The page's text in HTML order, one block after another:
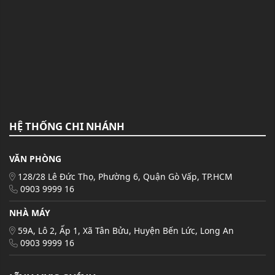
HỆ THỐNG CHI NHÁNH
VĂN PHÒNG
128/28 Lê Đức Thọ, Phường 6, Quận Gò Vấp, TP.HCM
0903 9999 16
NHÀ MÁY
59A, Lô 2, Ấp 1, Xã Tân Bửu, Huyện Bến Lức, Long An
0903 9999 16